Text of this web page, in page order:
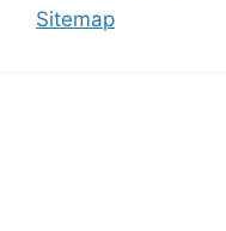
Sitemap